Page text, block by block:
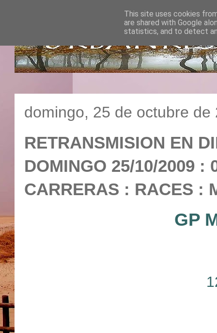
domingo, 25 de octubre de
RETRANSMISION EN
DOMINGO 25/10/2009 :
CARRERAS : RACES :
GP
This site uses cookies
are shared with Google
statistics, and to detect